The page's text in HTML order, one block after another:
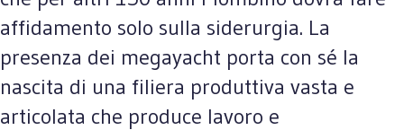
affidamento solo sulla siderurgia. La
presenza dei megayacht porta con sé la
nascita di una filiera produttiva vasta e
articolata che produce lavoro e